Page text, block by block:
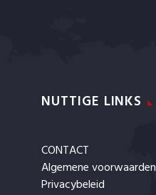
NUTTIGE LINKS
CONTACT
Algemene voorwaarden
Privacybeleid